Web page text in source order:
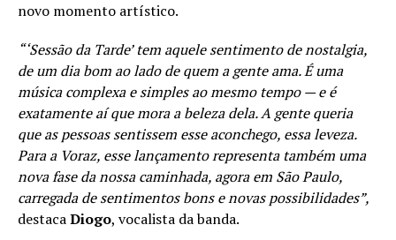
novo momento artístico.
“‘Sessão da Tarde’ tem aquele sentimento de nostalgia,
de um dia bom ao lado de quem a gente ama. É uma
música complexa e simples ao mesmo tempo — e é
exatamente aí que mora a beleza dela. A gente queria
que as pessoas sentissem esse aconchego, essa leveza.
Para a Voraz, esse lançamento representa também uma
nova fase da nossa caminhada, agora em São Paulo,
carregada de sentimentos bons e novas possibilidades”,
destacaDiogo, vocalista da banda.